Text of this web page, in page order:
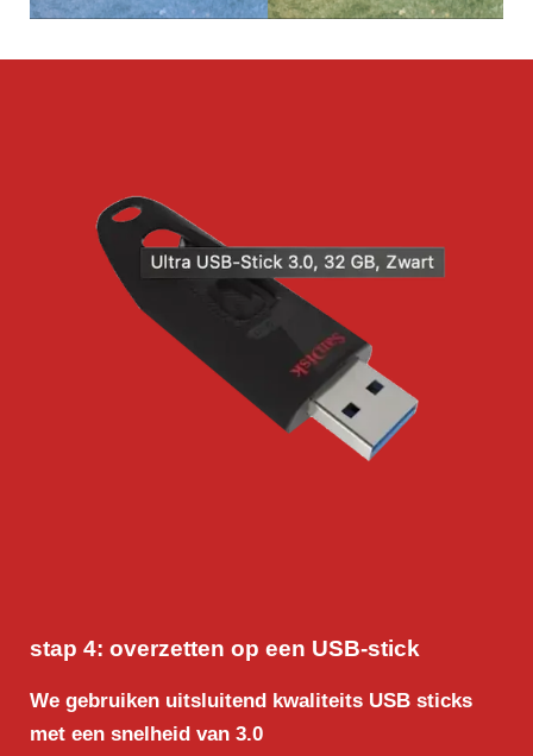
stap 4: overzetten op een USB-stick
We gebruiken uitsluitend kwaliteits USB sticks
met een snelheid van 3.0